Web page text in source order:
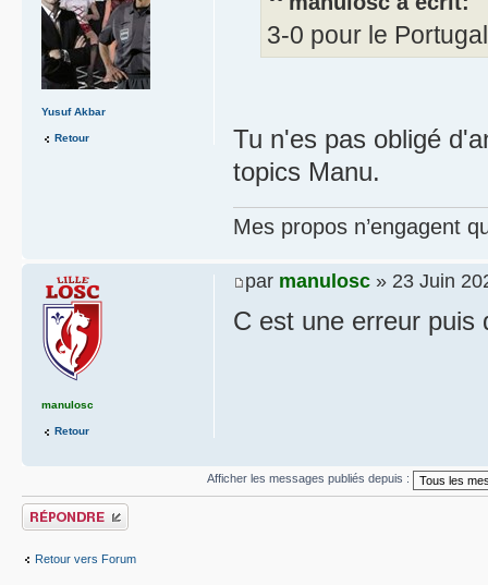
3-0 pour le
Tu n'es pas obligé
topics Manu.
Mes propos n’engagent
Yusuf Akbar
Retour
par manulosc » 23 Juin
C est une erreur puis
manulosc
Retour
Afficher les messages publiés depuis :
Publier une réponse
Retour vers Forum